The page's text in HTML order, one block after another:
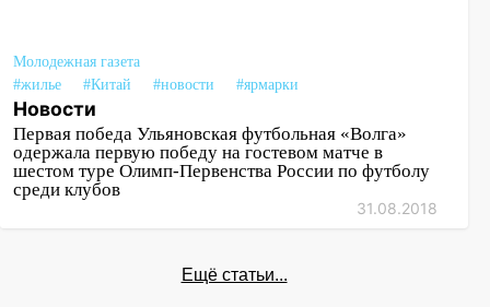
Молодежная газета
#жилье
#Китай #новости #ярмарки
Новости
Первая победа Ульяновская футбольная «Волга»
одержала первую победу на гостевом матче в
шестом туре Олимп-Первенства России по футболу
среди клубов
31.08.2018
Ещё статьи...